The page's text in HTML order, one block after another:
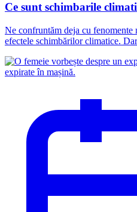
Ce sunt schimbarile
Ne confruntăm deja cu fenomente
efectele schimbărilor climatice.